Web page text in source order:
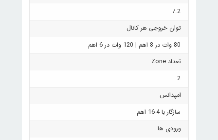
7.2
توان خروجی هر کانال
80 وات در 8 اهم | 120 وات در 6 اهم
تعداد Zone
2
امپدانس
سازگار با 4-16 اهم
ورودی ها